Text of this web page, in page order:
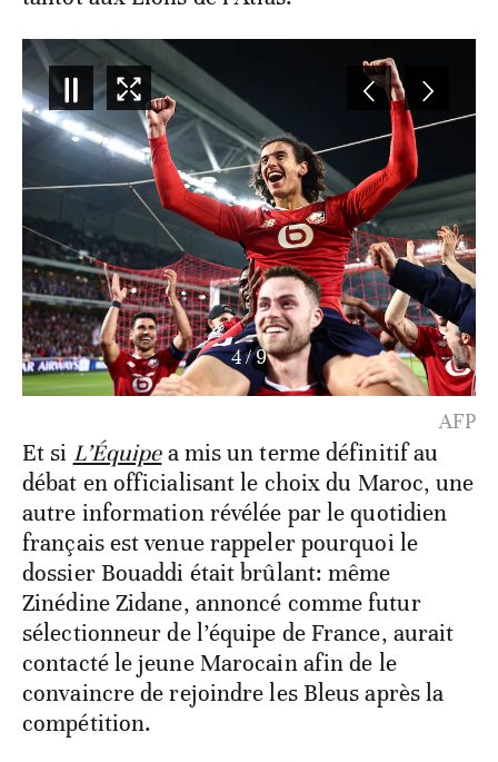
5/9
AFP
Et si L’Équipea mis un terme définitif au
débat en officialisant le choix du Maroc, une
autre information révélée par le quotidien
français est venue rappeler pourquoi le
dossier Bouaddi était brûlant: même
Zinédine Zidane, annoncé comme futur
sélectionneur de l’équipe de France, aurait
contacté le jeune Marocain afin de le
convaincre de rejoindre les Bleus après la
compétition.